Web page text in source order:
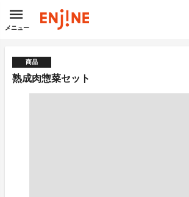
メニュー
商品
熟成肉惣菜セット